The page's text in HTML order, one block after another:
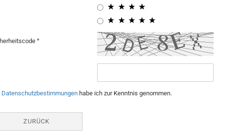
Datenschutzbestimmungenhabe ich zur Kenntnis genommen.
ZURÜCK